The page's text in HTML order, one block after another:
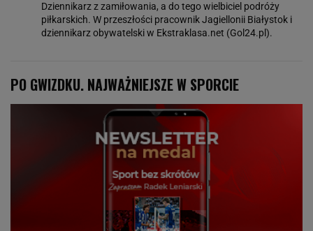
Dziennikarz z zamiłowania, a do tego wielbiciel podróży
piłkarskich. W przeszłości pracownik Jagiellonii Białystok i
dziennikarz obywatelski w Ekstraklasa.net (Gol24.pl).